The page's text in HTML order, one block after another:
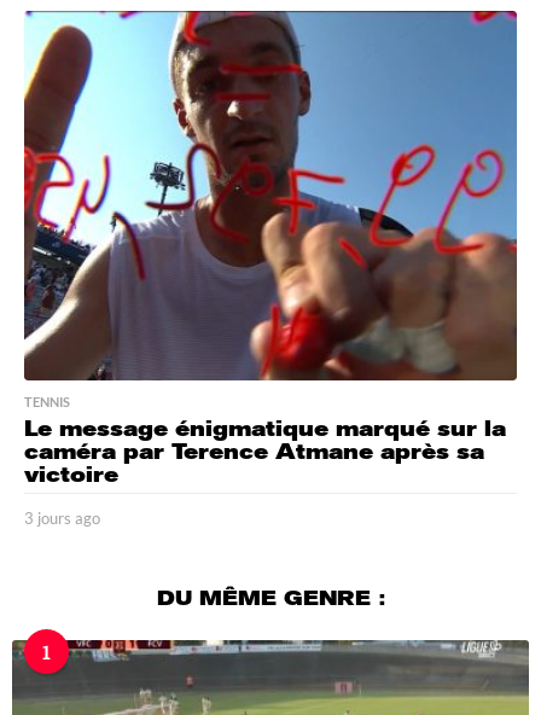
o
o
TENNIS
Le message énigmatique marqué sur la
caméra par Terence Atmane après sa
victoire
3 jours ago
a
o
DU MÊME GENRE :
1